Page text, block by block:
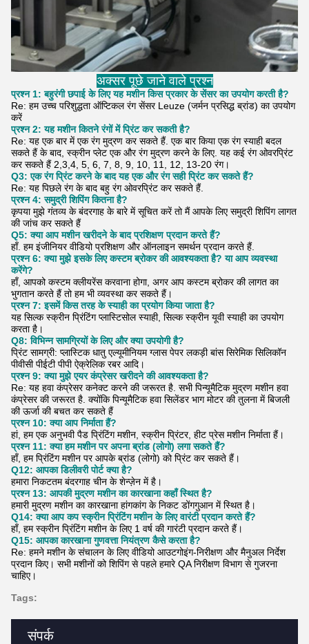
संपर्क
अक्सर पूछे जाने वाले प्रश्न
प्रश्न 1: बहुरंगी छपाई के लिए यह मशीन किस प्रकार के सेंसर का उपयोग करती है?
Re: हम उच्च परिशुद्धता ऑप्टिकल रंग सेंसर Leuze (जर्मन प्रसिद्ध ब्रांड) का उपयोग
करें
प्रश्न 2: यह मशीन कितने रंगों में प्रिंट कर सकती है?
Re: यह एक बार में एक रंग मुद्रण कर सकते हैं. एक बार किया एक रंग स्याही बदल
सकते हैं के बाद, स्क्रीन प्लेट एक और रंग मुद्रण करने के लिए. यह कई रंग ओवरप्रिंट
कर सकते हैं 2,3,4, 5, 6, 7, 8, 9, 10, 11, 12, 13-20 रंग।
Q3: एक रंग प्रिंट करने के बाद यह एक और रंग सही प्रिंट कर सकते हैं?
Re: यह पिछले रंग के बाद बहु रंग ओवरप्रिंट कर सकते हैं.
प्रश्न 4: समुद्री शिपिंग कितना है?
कृपया मुझे गंतव्य के बंदरगाह के बारे में सूचित करें तो मैं आपके लिए समुद्री शिपिंग लागत
की जांच कर सकते हैं
Q5: क्या आप मशीन खरीदने के बाद प्रशिक्षण प्रदान करते हैं?
हाँ. हम इंजीनियर वीडियो प्रशिक्षण और ऑनलाइन समर्थन प्रदान करते हैं.
प्रश्न 6: क्या मुझे इसके लिए कस्टम ब्रोकर की आवश्यकता है? या आप व्यवस्था
करेंगे?
हाँ, आपको कस्टम क्लीयरेंस करवाना होगा, अगर आप कस्टम ब्रोकर की लागत का
भुगतान करते हैं तो हम भी व्यवस्था कर सकते हैं।
प्रश्न 7: इसमें किस तरह के स्याही का प्रयोग किया जाता है?
यह सिल्क स्क्रीन प्रिंटिंग प्लास्टिसोल स्याही, सिल्क स्क्रीन यूवी स्याही का उपयोग
करता है।
Q8: विभिन्न सामग्रियों के लिए और क्या उपयोगी है?
प्रिंट सामग्री: प्लास्टिक धातु एल्यूमीनियम ग्लास पेपर लकड़ी बांस सिरेमिक सिलिकॉन
पीवीसी पीईटी पीपी ऐक्रेलिक रबर आदि।
प्रश्न 9: क्या मुझे एयर कंप्रेसर खरीदने की आवश्यकता है?
Re: यह हवा कंप्रेसर कनेक्ट करने की जरूरत है. सभी पिन्यूमैटिक मुद्रण मशीन हवा
कंप्रेसर की जरूरत है. क्योंकि पिन्यूमैटिक हवा सिलेंडर भाग मोटर की तुलना में बिजली
की ऊर्जा की बचत कर सकते हैं
प्रश्न 10: क्या आप निर्माता हैं?
हां, हम एक अनुभवी पैड प्रिंटिंग मशीन, स्क्रीन प्रिंटर, हीट प्रेस मशीन निर्माता हैं।
प्रश्न 11: क्या हम मशीन पर अपना ब्रांड (लोगो) लगा सकते हैं?
हाँ, हम प्रिंटिंग मशीन पर आपके ब्रांड (लोगो) को प्रिंट कर सकते हैं।
Q12: आपका डिलीवरी पोर्ट क्या है?
हमारा निकटतम बंदरगाह चीन के शेन्ज़ेन में है।
प्रश्न 13: आपकी मुद्रण मशीन का कारखाना कहाँ स्थित है?
हमारी मुद्रण मशीन का कारखाना हांगकांग के निकट डोंगगुआन में स्थित है।
Q14: क्या आप कप स्क्रीन प्रिंटिंग मशीन के लिए वारंटी प्रदान करते हैं?
हाँ, हम स्क्रीन प्रिंटिंग मशीन के लिए 1 वर्ष की गारंटी प्रदान करते हैं।
Q15: आपका कारखाना गुणवत्ता नियंत्रण कैसे करता है?
Re: हमने मशीन के संचालन के लिए वीडियो आउटगोइंग-निरीक्षण और मैनुअल निर्देश
प्रदान किए। सभी मशीनों को शिपिंग से पहले हमारे QA निरीक्षण विभाग से गुजरना
चाहिए।
Tags: